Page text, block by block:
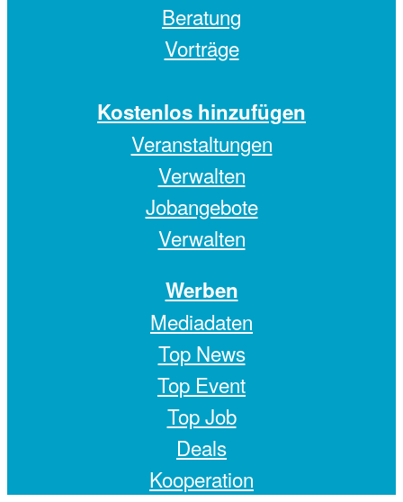
Beratung
Vorträge
Kostenlos hinzufügen
Veranstaltungen
Verwalten
Jobangebote
Verwalten
Werben
Mediadaten
Top News
Top Event
Top Job
Deals
Kooperation